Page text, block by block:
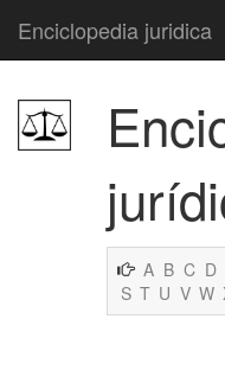
Enciclopedia juridica
A B C D
S T U V W